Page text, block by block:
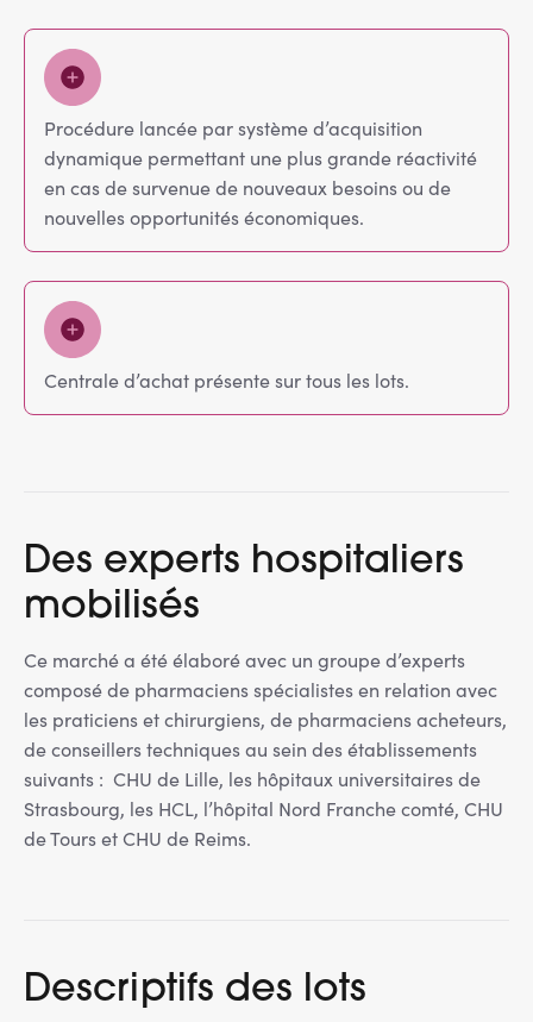
Procédure lancée par système d’acquisition
dynamique permettant une plus grande réactivité
en cas de survenue de nouveaux besoins ou de
nouvelles opportunités économiques.
Centrale d’achat présente sur tous les lots.
Des experts hospitaliers
mobilisés
Ce marché a été élaboré avec un groupe d’experts
composé de pharmaciens spécialistes en relation avec
les praticiens et chirurgiens, de pharmaciens acheteurs,
de conseillers techniques au sein des établissements
suivants : CHU de Lille, les hôpitaux universitaires de
Strasbourg, les HCL, l’hôpital Nord Franche comté, CHU
de Tours et CHU de Reims.
Descriptifs des lots